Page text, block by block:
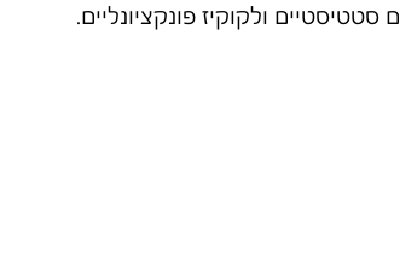
ולקוקיז פונקציונליים.